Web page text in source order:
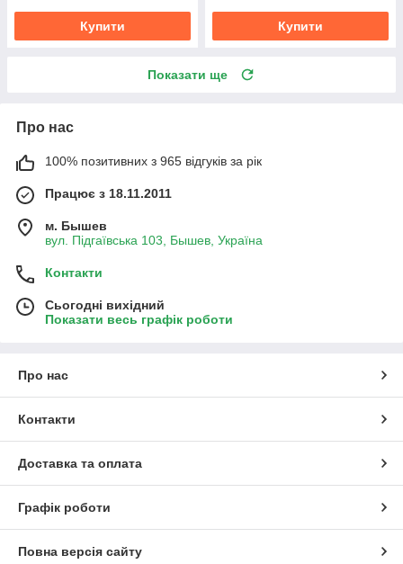
Купити Купити
Показати ще
Про нас
100% позитивних з 965 відгуків за рік
Працює з 18.11.2011
м. Бышев
вул. Підгаївська 103, Бышев, Україна
Контакти
Сьогодні вихідний
Показати весь графік роботи
Про нас
Контакти
Доставка та оплата
Графік роботи
Повна версія сайту